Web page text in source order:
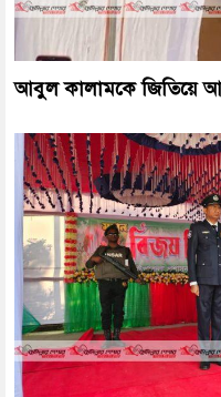
আবুল কালামকে জিতিয়ে